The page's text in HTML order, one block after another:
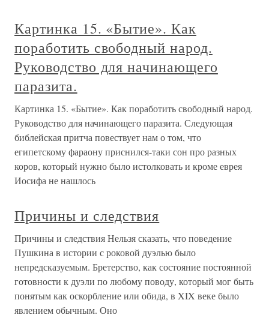
Картинка 15. «Бытие». Как
поработить свободный народ.
Руководство для начинающего
паразита.
Картинка 15. «Бытие». Как поработить свободный народ.
Руководство для начинающего паразита. Следующая
библейская притча повествует нам о том, что
египетскому фараону приснился-таки сон про разных
коров, который нужно было истолковать и кроме еврея
Иосифа не нашлось
Причины и следствия
Причины и следствия Нельзя сказать, что поведение
Пушкина в истории с роковой дуэлью было
непредсказуемым. Бретерство, как состояние постоянной
готовности к дуэли по любому поводу, который мог быть
понятым как оскорбление или обида, в XIX веке было
явлением обычным. Оно